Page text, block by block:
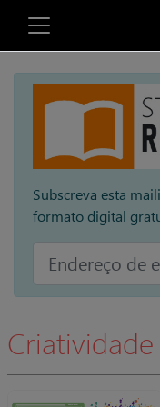
Subscreva esta
formato digital
Criatividade